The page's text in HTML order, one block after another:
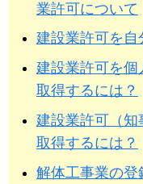
業許可について
建設業許可を自
建設業許可を
取得するには？
建設業許可（
取得するには？
解体工事業の登